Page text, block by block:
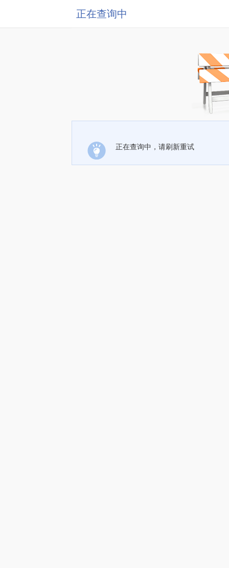
正在查询中
正在查询中，请刷新重试